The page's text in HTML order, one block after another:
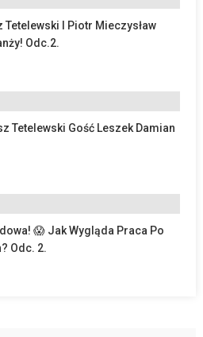
Tetelewski I Piotr Mieczysław
Odc.2.
Tetelewski Gość Leszek Damian
😱 Jak Wygląda Praca Po
Odc. 2.